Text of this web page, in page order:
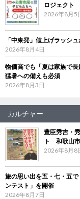
ロジェクト
2026年8月5
「中東発」値上げラッシ
2026年8月4日
物価高でも「夏は家族で
猛暑への備えも必須
2026年8月3日
カルチャー
豊臣秀吉・
ト 和歌山
2026年8月8
旅の思い出を五・七・五
ンテスト」を開催
2026年8月7日